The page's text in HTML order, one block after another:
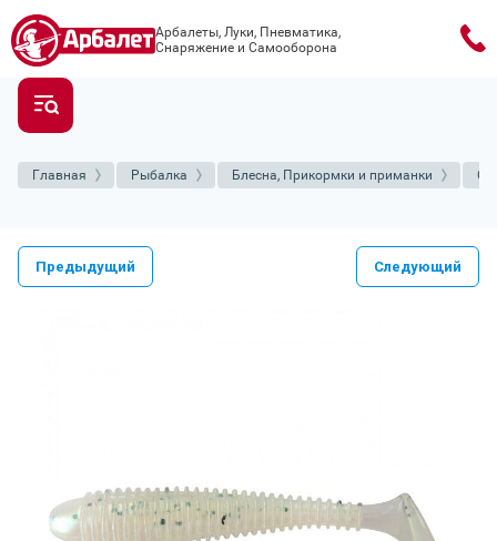
Арбалеты, Луки, Пневматика,
Снаряжение и Самооборона
Главная Рыбалка Блесна, Прикормки и приманки
Предыдущий Следующий